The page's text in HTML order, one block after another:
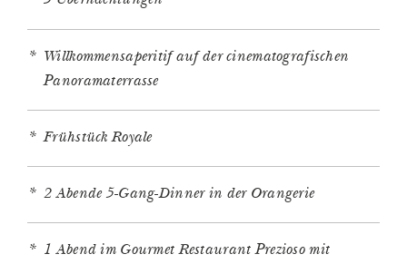
Willkommensaperitif auf der cinematografischen
Panoramaterrasse
Frühstück Royale
2 Abende 5-Gang-Dinner in der Orangerie
1 Abend im Gourmet Restaurant Prezioso mit